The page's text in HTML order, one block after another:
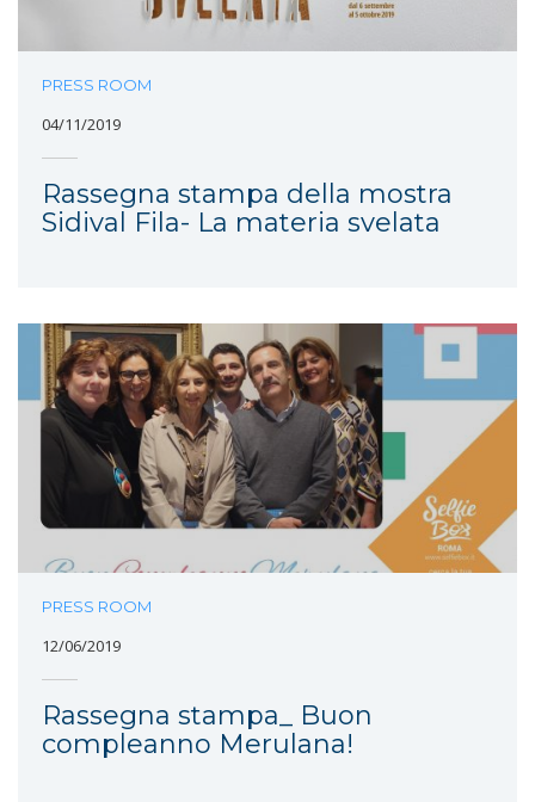
PRESS ROOM
04/11/2019
Rassegna stampa della mostra
Sidival Fila- La materia svelata
PRESS ROOM
12/06/2019
Rassegna stampa_ Buon
compleanno Merulana!